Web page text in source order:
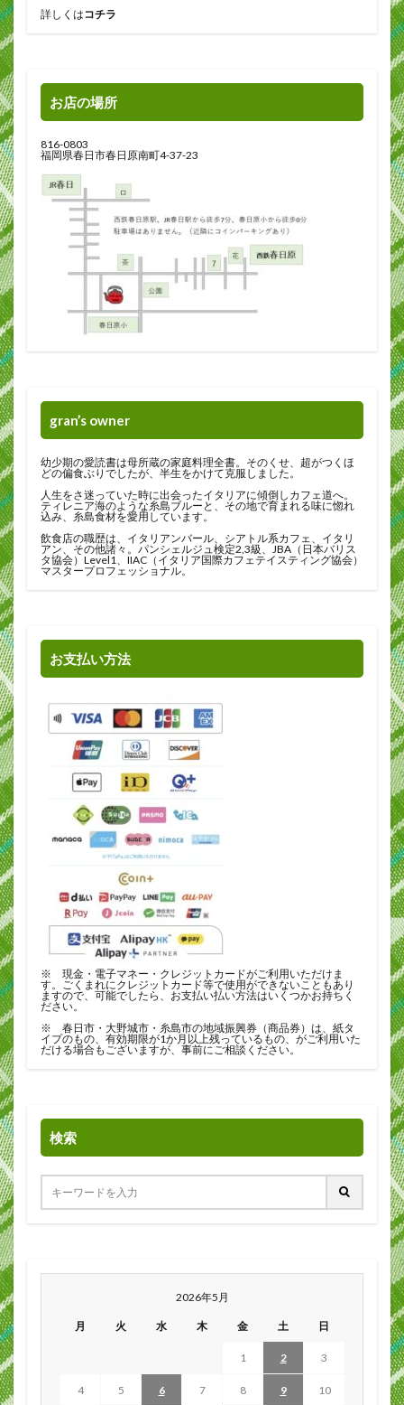
詳しくはコチラ
お店の場所
816-0803
福岡県春日市春日原南町4-37-23
gran’s owner
幼少期の愛読書は母所蔵の家庭料理全書。そのくせ、超がつくほ
どの偏食ぶりでしたが、半生をかけて克服しました。
人生をさ迷っていた時に出会ったイタリアに傾倒しカフェ道へ。
ティレニア海のような糸島ブルーと、その地で育まれる味に惚れ
込み、糸島食材を愛用しています。
飲食店の職歴は、イタリアンバール、シアトル系カフェ、イタリ
アン、その他諸々。パンシェルジュ検定2,3級、JBA（日本バリス
タ協会）Level1、IIAC（イタリア国際カフェテイスティング協会）
マスタープロフェッショナル。
お支払い方法
※ 現金・電子マネー・クレジットカードがご利用いただけま
す。ごくまれにクレジットカード等で使用ができないこともあり
ますので、可能でしたら、お支払い払い方法はいくつかお持ちく
ださい。
※ 春日市・大野城市・糸島市の地域振興券（商品券）は、紙タ
イプのもの、有効期限が1か月以上残っているもの、がご利用いた
だける場合もございますが、事前にご相談ください。
検索
2026年5月
月 火 水 木 金 土 日
1 2 3
4 5 6 7 8 9 10